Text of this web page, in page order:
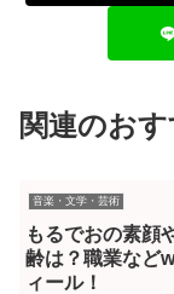
関連のお
音楽・文学・芸術
もるでおの素顔
齢は？職業など
ィール！